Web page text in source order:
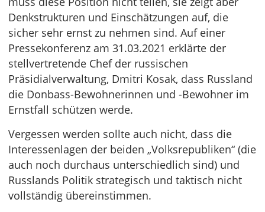
Denkstrukturen und Einschätzungen auf, die
sicher sehr ernst zu nehmen sind. Auf einer
Pressekonferenz am 31.03.2021 erklärte der
stellvertretende Chef der russischen
Präsidialverwaltung, Dmitri Kosak, dass Russland
die Donbass-Bewohnerinnen und -Bewohner im
Ernstfall schützen werde.
Vergessen werden sollte auch nicht, dass die
Interessenlagen der beiden „Volksrepubliken“ (die
auch noch durchaus unterschiedlich sind) und
Russlands Politik strategisch und taktisch nicht
vollständig übereinstimmen.